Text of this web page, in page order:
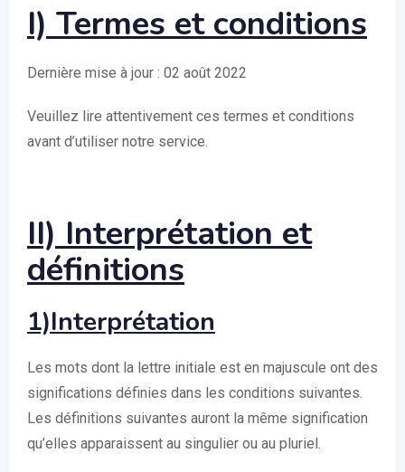
I) Termes et conditions
Dernière mise à jour : 02 août 2022
Veuillez lire attentivement ces termes et conditions
avant d’utiliser notre service.
II) Interprétation et
définitions
1)Interprétation
Les mots dont la lettre initiale est en majuscule ont des
significations définies dans les conditions suivantes.
Les définitions suivantes auront la même signification
qu’elles apparaissent au singulier ou au pluriel.